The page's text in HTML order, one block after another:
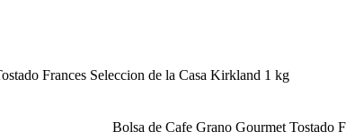
Frances Seleccion de la Casa Kirkland 1 kg
Bolsa de Cafe Grano Gourmet Tostado